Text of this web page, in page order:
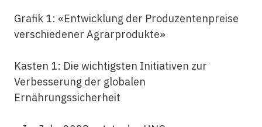
Grafik 1: «Entwicklung der Produzentenpreise
verschiedener Agrarprodukte»
Kasten 1: Die wichtigsten Initiativen zur
Verbesserung der globalen
Ernährungssicherheit